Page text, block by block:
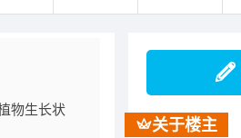
物生长状
关于楼主